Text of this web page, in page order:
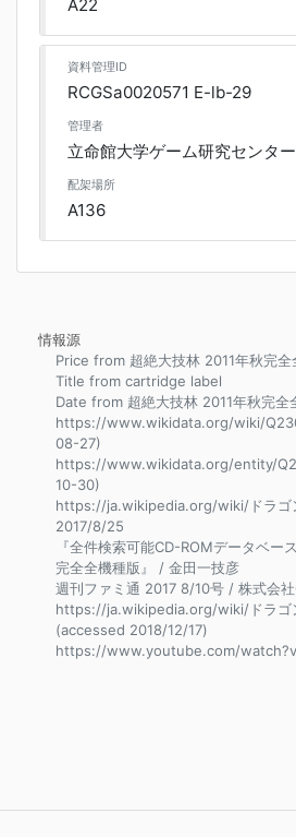
A22
資料管理ID
RCGSa0020571 E-lb-29
管理者
立命館大学ゲーム研究センター
配架場所
A136
情報源
Price from 超絶大技林 2011年秋完
Title from cartridge label
Date from 超絶大技林 2011年秋完全
https://www.wikidata.org/wiki/
08-27)
https://www.wikidata.org/entity/
10-30)
https://ja.wikipedia.org/wiki/ドラゴ
2017/8/25
『全件検索可能CD-ROMデータベー
完全全機種版』 / 金田一技彦
週刊ファミ通 2017 8/10号 / 株式会
https://ja.wikipedia.org/wiki/ドラゴ
(accessed 2018/12/17)
https://www.youtube.com/